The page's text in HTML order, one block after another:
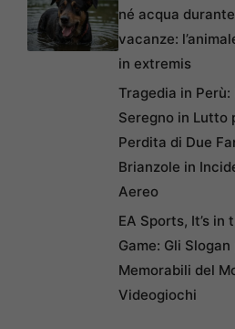
né acqua
vacanze:
in extremis
Tragedia in Perù:
Seregno in Lutto
Perdita di Due
Brianzole in
Aereo
EA Sports, It’s in
Game: Gli Slogan
Memorabili del
Videogiochi